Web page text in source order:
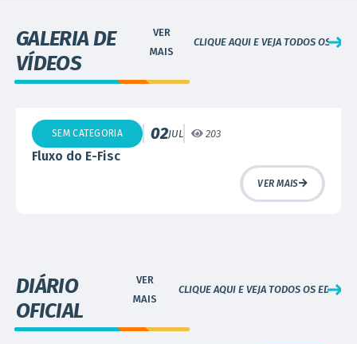
GALERIA DE
VÍDEOS
CLIQUE AQUI E VEJA TODOS OS
SEM CATEGORIA 02JUL
Fluxo do E-Fisc
203
VER MAIS
DIÁRIO
OFICIAL
CLIQUE AQUI E VEJA TODOS OS EDITAIS